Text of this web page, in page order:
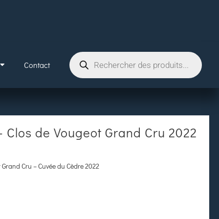
Contact
de Vougeot Grand Cru 2022
Cru – Cuvée du Cèdre 2022